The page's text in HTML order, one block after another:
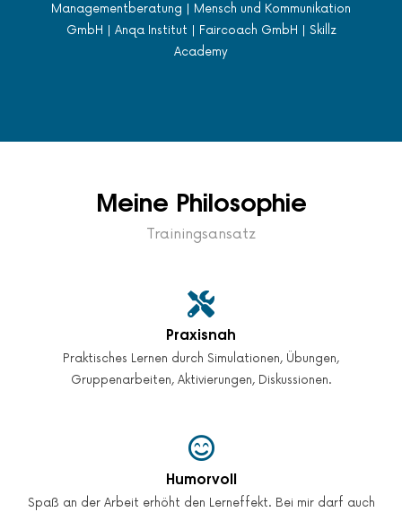
Managementberatung | Mensch und Kommunikation
GmbH | Anqa Institut | Faircoach GmbH | Skillz
Academy
Meine Philosophie
Trainingsansatz
Praxisnah
Praktisches Lernen durch Simulationen, Übungen,
Gruppenarbeiten, Aktivierungen, Diskussionen.
Humorvoll
Spaß an der Arbeit erhöht den Lerneffekt. Bei mir darf auch